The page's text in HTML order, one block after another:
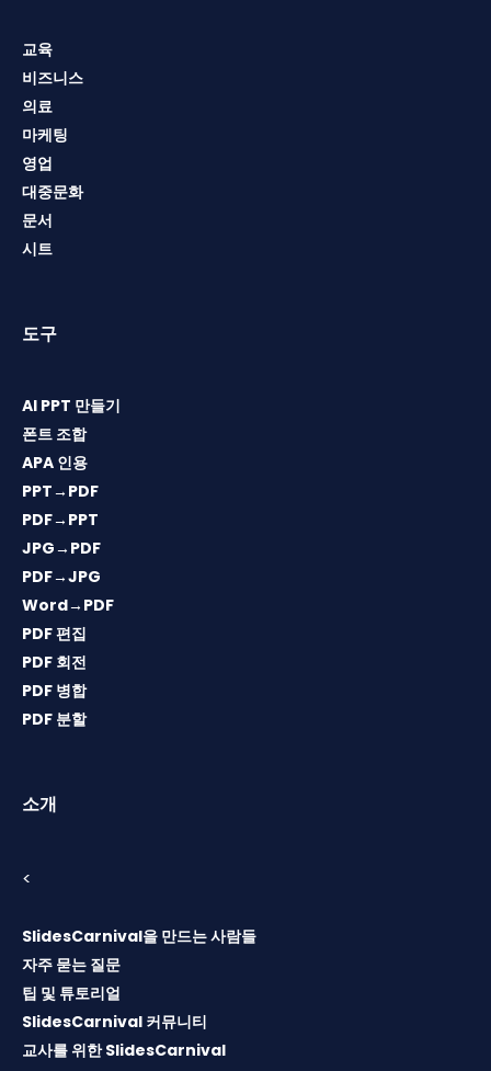
교육
비즈니스
의료
마케팅
영업
대중문화
문서
시트
도구
AI PPT 만들기
폰트 조합
APA 인용
PPT→PDF
PDF→PPT
JPG→PDF
PDF→JPG
Word→PDF
PDF 편집
PDF 회전
PDF 병합
PDF 분할
소개
<
SlidesCarnival을 만드는 사람들
자주 묻는 질문
팁 및 튜토리얼
SlidesCarnival 커뮤니티
교사를 위한 SlidesCarnival